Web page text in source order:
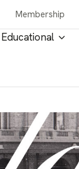
Membership
Educational